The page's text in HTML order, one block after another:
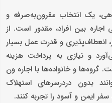
یک انتخاب مقرون‌به‌صرفه و
بین افراد، مقدور است. از
انعطاف‌پذیری و قدرت عمل بسیار
و نیازی به پرداخت هزینه‌
و خانواده‌ها با اجاره ون
بدون دردرسرهای استهلاک
ایمن و آسود را تجربه کنند.